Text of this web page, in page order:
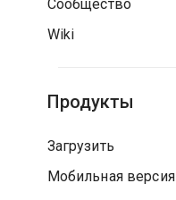
Сообщество
Wiki
Продукты
Загрузить
Мобильная версия